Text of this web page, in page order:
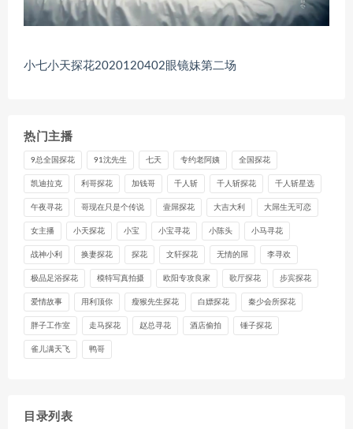
小七小天探花2020120402眼镜妹第二场
热门主播
9总全国探花 91沈先生 七天 专约老阿姨 全国探花
凯迪拉克 利哥探花 加钱哥 千人斩 千人斩探花 千人斩星选
午夜寻花 哥现在只是个传说 壹屌探花 大吉大利 大屌生无可恋
女主播 小天探花 小宝 小宝寻花 小陈头 小马寻花
战神小利 换妻探花 探花 文轩探花 无情的屌 李寻欢
极品足浴探花 模特写真拍摄 欧阳专攻良家 歌厅探花 步宾探花
爱情故事 用利顶你 瘦猴先生探花 白嫖探花 秦少会所探花
胖子工作室 走马探花 赵总寻花 酒店偷拍 锤子探花
雀儿满天飞 鸭哥
目录列表